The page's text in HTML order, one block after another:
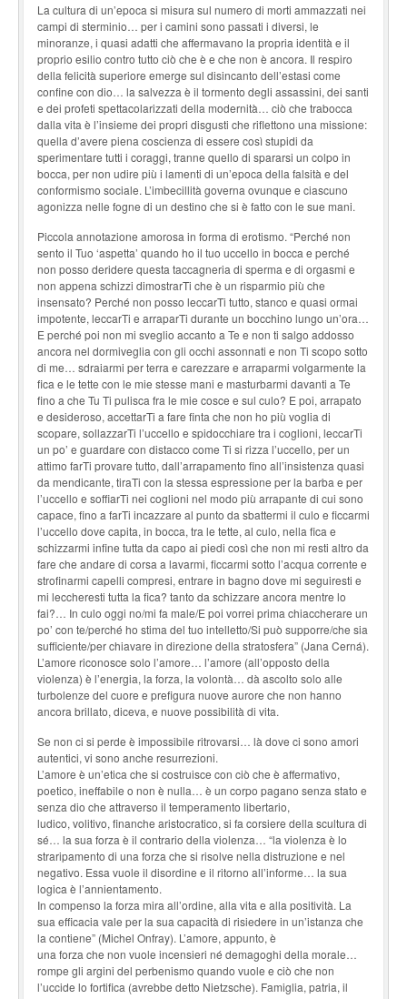
La cultura di un’epoca si misura sul numero di morti ammazzati nei
campi di sterminio… per i camini sono passati i diversi, le
minoranze, i quasi adatti che affermavano la propria identità e il
proprio esilio contro tutto ciò che è e che non è ancora. Il respiro
della felicità superiore emerge sul disincanto dell’estasi come
confine con dio… la salvezza è il tormento degli assassini, dei santi
e dei profeti spettacolarizzati della modernità… ciò che trabocca
dalla vita è l’insieme dei propri disgusti che riflettono una missione:
quella d’avere piena coscienza di essere così stupidi da
sperimentare tutti i coraggi, tranne quello di spararsi un colpo in
bocca, per non udire più i lamenti di un’epoca della falsità e del
conformismo sociale. L’imbecillità governa ovunque e ciascuno
agonizza nelle fogne di un destino che si è fatto con le sue mani.
Piccola annotazione amorosa in forma di erotismo. “Perché non
sento il Tuo ‘aspetta’ quando ho il tuo uccello in bocca e perché
non posso deridere questa taccagneria di sperma e di orgasmi e
non appena schizzi dimostrarTi che è un risparmio più che
insensato? Perché non posso leccarTi tutto, stanco e quasi ormai
impotente, leccarTi e arraparTi durante un bocchino lungo un’ora…
E perché poi non mi sveglio accanto a Te e non ti salgo addosso
ancora nel dormiveglia con gli occhi assonnati e non Ti scopo sotto
di me… sdraiarmi per terra e carezzare e arraparmi volgarmente la
fica e le tette con le mie stesse mani e masturbarmi davanti a Te
fino a che Tu Ti pulisca fra le mie cosce e sul culo? E poi, arrapato
e desideroso, accettarTi a fare finta che non ho più voglia di
scopare, sollazzarTi l’uccello e spidocchiare tra i coglioni, leccarTi
un po’ e guardare con distacco come Ti si rizza l’uccello, per un
attimo farTi provare tutto, dall’arrapamento fino all’insistenza quasi
da mendicante, tiraTi con la stessa espressione per la barba e per
l’uccello e soffiarTi nei coglioni nel modo più arrapante di cui sono
capace, fino a farTi incazzare al punto da sbattermi il culo e ficcarmi
l’uccello dove capita, in bocca, tra le tette, al culo, nella fica e
schizzarmi infine tutta da capo ai piedi così che non mi resti altro da
fare che andare di corsa a lavarmi, ficcarmi sotto l’acqua corrente e
strofinarmi capelli compresi, entrare in bagno dove mi seguiresti e
mi leccheresti tutta la fica? tanto da schizzare ancora mentre lo
fai?… In culo oggi no/mi fa male/E poi vorrei prima chiaccherare un
po’ con te/perché ho stima del tuo intelletto/Si può supporre/che sia
sufficiente/per chiavare in direzione della stratosfera” (Jana Cerná).
L’amore riconosce solo l’amore… l’amore (all’opposto della
violenza) è l’energia, la forza, la volontà… dà ascolto solo alle
turbolenze del cuore e prefigura nuove aurore che non hanno
ancora brillato, diceva, e nuove possibilità di vita.
Se non ci si perde è impossibile ritrovarsi… là dove ci sono amori
autentici, vi sono anche resurrezioni.
L’amore è un’etica che si costruisce con ciò che è affermativo,
poetico, ineffabile o non è nulla… è un corpo pagano senza stato e
senza dio che attraverso il temperamento libertario,
ludico, volitivo, finanche aristocratico, si fa corsiere della scultura di
sé… la sua forza è il contrario della violenza… “la violenza è lo
straripamento di una forza che si risolve nella distruzione e nel
negativo. Essa vuole il disordine e il ritorno all’informe… la sua
logica è l’annientamento.
In compenso la forza mira all’ordine, alla vita e alla positività. La
sua efficacia vale per la sua capacità di risiedere in un’istanza che
la contiene” (Michel Onfray). L’amore, appunto, è
una forza che non vuole incensieri né demagoghi della morale…
rompe gli argini del perbenismo quando vuole e ciò che non
l’uccide lo fortifica (avrebbe detto Nietzsche). Famiglia, patria, il